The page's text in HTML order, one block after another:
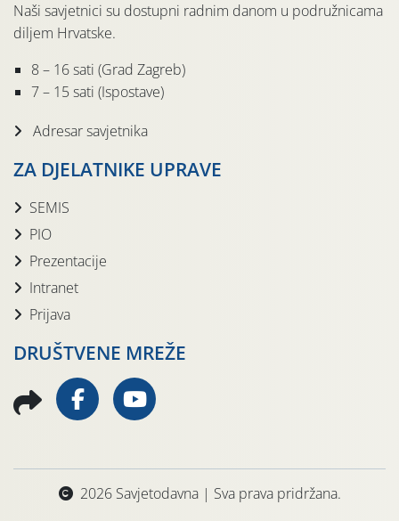
Naši savjetnici su dostupni radnim danom u podružnicama
diljem Hrvatske.
8 – 16 sati (Grad Zagreb)
7 – 15 sati (Ispostave)
Adresar savjetnika
ZA DJELATNIKE UPRAVE
SEMIS
PIO
Prezentacije
Intranet
Prijava
DRUŠTVENE MREŽE
2026 Savjetodavna | Sva prava pridržana.